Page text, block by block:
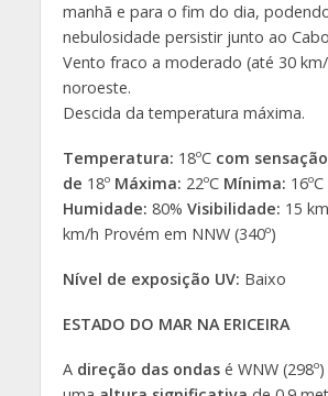
manhã e para o fim do dia,
nebulosidade persistir junto ao
Vento fraco a moderado (até 30
noroeste.
Descida da temperatura máxima.
Temperatura: 18ºC com
de 18º Máxima: 22ºC Mínima: 16ºC
Humidade: 80% Visibilidade: 15 km
km/h Provém em NNW (340º)
Nível de exposição UV: Baixo
ESTADO DO MAR NA ERICEIRA
A direção das ondasé WNW